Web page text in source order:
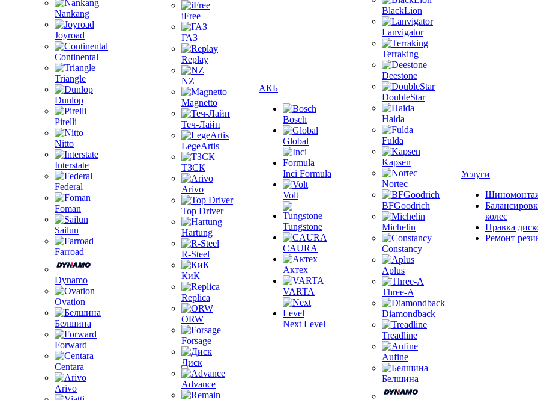
Nankang
Joyroad
Continental
Triangle
Dunlop
Pirelli
Nitto
Interstate
Federal
Foman
Sailun
Farroad
Dynamo
Ovation
Белшина
Forward
Centara
Arivo
iFree
ГАЗ
Replay
NZ
Magnetto
Теч-Лайн
LegeArtis
ТЗСК
Arivo
Top Driver
Hartung
R-Steel
КиК
Replica
ORW
Forsage
Диск
Advance
АКБ
Bosch
Global
Inci Formula
Volt
Tungstone
CAURA
Актех
VARTA
Next Level
BlackLion
Lanvigator
Terraking
Deestone
DoubleStar
Haida
Fulda
Kapsen
Nortec
BFGoodrich
Michelin
Constancy
Aplus
Three-A
Diamondback
Treadline
Aufine
Белшина
Услуги
колес
Правка
Ремонт